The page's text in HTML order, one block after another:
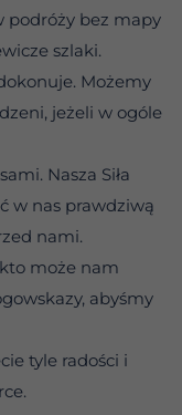
podróży bez mapy
szlaki.
Możemy
jeżeli w ogóle
Nasza Siła
w nas prawdziwą
nami.
może nam
abyśmy
tyle radości i